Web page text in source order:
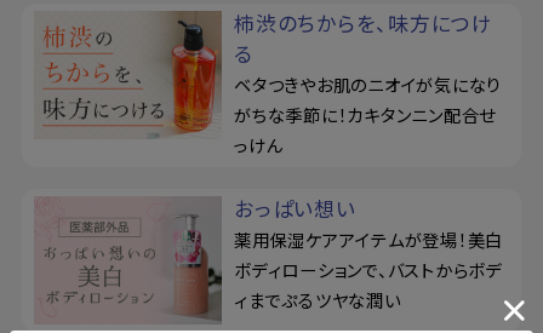
柿渋のちからを、味方につけ
る
ベタつきやお肌のニオイが気になり
がちな季節に！カキタンニン配合せ
っけん
おっぱい想い
薬用保湿ケアアイテムが登場！美白
ボディローションで、バストからボデ
ィまでぷるツヤな潤い